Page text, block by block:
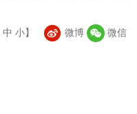
中 小】 微博 微信